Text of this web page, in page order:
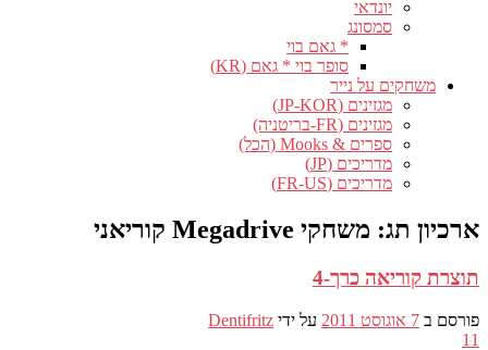
יונדאי
סמסונג
* גאם בוי
סופר בוי * גאם (KR)
משחקים על נייר
מגזינים (JP-KOR)
מגזינים (FR-בריטניה)
ספרים & Mooks (הכל)
מדריכים (JP)
מדריכים (FR-US)
ארכיון תג: משחקי Megadrive קוריאני
תוצרת קוריאה כרך-4
פורסם ב 7 אוגוסט 2011 על ידי Dentifritz
11